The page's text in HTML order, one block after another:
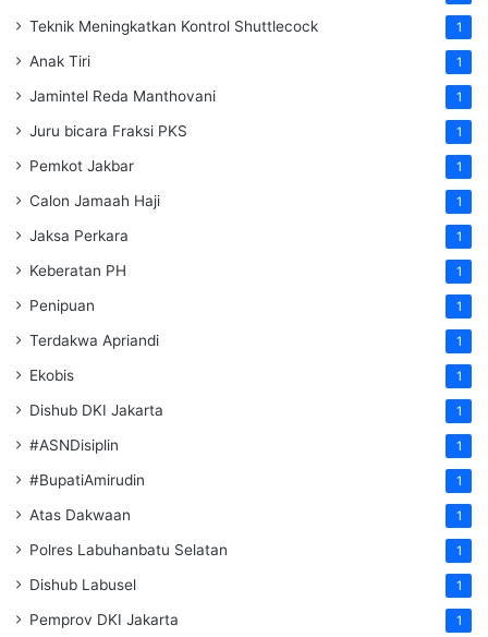
Teknik Meningkatkan Kontrol Shuttlecock 1
Anak Tiri 1
Jamintel Reda Manthovani 1
Juru bicara Fraksi PKS 1
Pemkot Jakbar 1
Calon Jamaah Haji 1
Jaksa Perkara 1
Keberatan PH 1
Penipuan 1
Terdakwa Apriandi 1
Ekobis 1
Dishub DKI Jakarta 1
#ASNDisiplin 1
#BupatiAmirudin 1
Atas Dakwaan 1
Polres Labuhanbatu Selatan 1
Dishub Labusel 1
Pemprov DKI Jakarta 1